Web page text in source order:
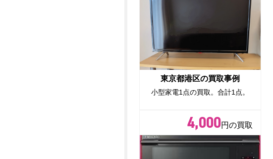
東京都港区の買取事例
小型家電1点の買取。合計1点。
4,000円の買取